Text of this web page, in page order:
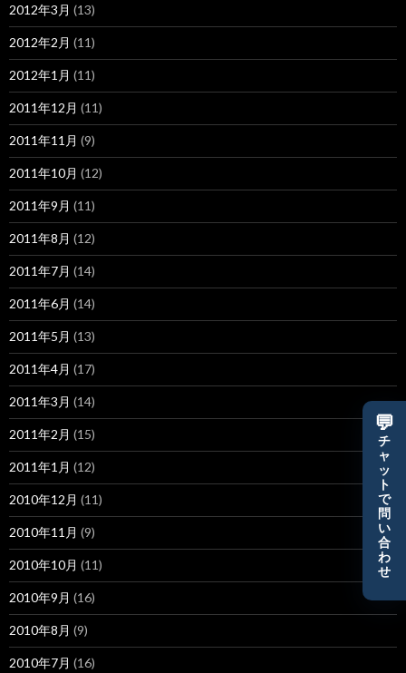
2012年3月 (13)
2012年2月 (11)
2012年1月 (11)
2011年12月 (11)
2011年11月 (9)
2011年10月 (12)
2011年9月 (11)
2011年8月 (12)
2011年7月 (14)
2011年6月 (14)
2011年5月 (13)
2011年4月 (17)
2011年3月 (14)
2011年2月 (15)
2011年1月 (12)
2010年12月 (11)
2010年11月 (9)
2010年10月 (11)
2010年9月 (16)
2010年8月 (9)
2010年7月 (16)
💬
チ
ャ
ッ
ト
で
問
い
合
わ
せ